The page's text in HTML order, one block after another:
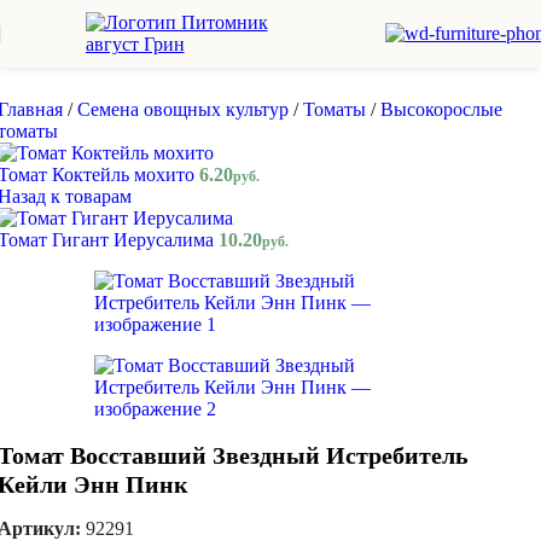
Skip to navigationSkip to main content
/ Семена овощных культур / Томаты / Высокорослые
Коктейль мохито 6.20руб.
к товарам
Гигант Иерусалима 10.20руб.
Восставший Звездный Истребитель
Энн Пинк
92291